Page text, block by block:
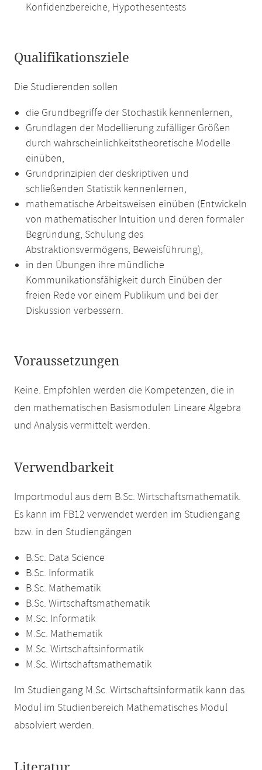
Konfidenzbereiche, Hypothesentests
Qualifikationsziele
Die Studierenden sollen
die Grundbegriffe der Stochastik kennenlernen,
Grundlagen der Modellierung zufälliger Größen
durch wahrscheinlichkeitstheoretische Modelle
einüben,
Grundprinzipien der deskriptiven und
schließenden Statistik kennenlernen,
mathematische Arbeitsweisen einüben (Entwickeln
von mathematischer Intuition und deren formaler
Begründung, Schulung des
Abstraktionsvermögens, Beweisführung),
in den Übungen ihre mündliche
Kommunikationsfähigkeit durch Einüben der
freien Rede vor einem Publikum und bei der
Diskussion verbessern.
Voraussetzungen
Keine. Empfohlen werden die Kompetenzen, die in
den mathematischen Basismodulen Lineare Algebra
und Analysis vermittelt werden.
Verwendbarkeit
Importmodul aus dem B.Sc. Wirtschaftsmathematik.
Es kann im FB12 verwendet werden im Studiengang
bzw. in den Studiengängen
B.Sc. Data Science
B.Sc. Informatik
B.Sc. Mathematik
B.Sc. Wirtschaftsmathematik
M.Sc. Informatik
M.Sc. Mathematik
M.Sc. Wirtschaftsinformatik
M.Sc. Wirtschaftsmathematik
Im Studiengang M.Sc. Wirtschaftsinformatik kann das
Modul im Studienbereich Mathematisches Modul
absolviert werden.